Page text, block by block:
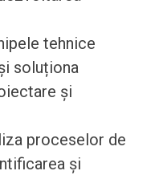
tehnice
soluționa
și
proceselor de
și